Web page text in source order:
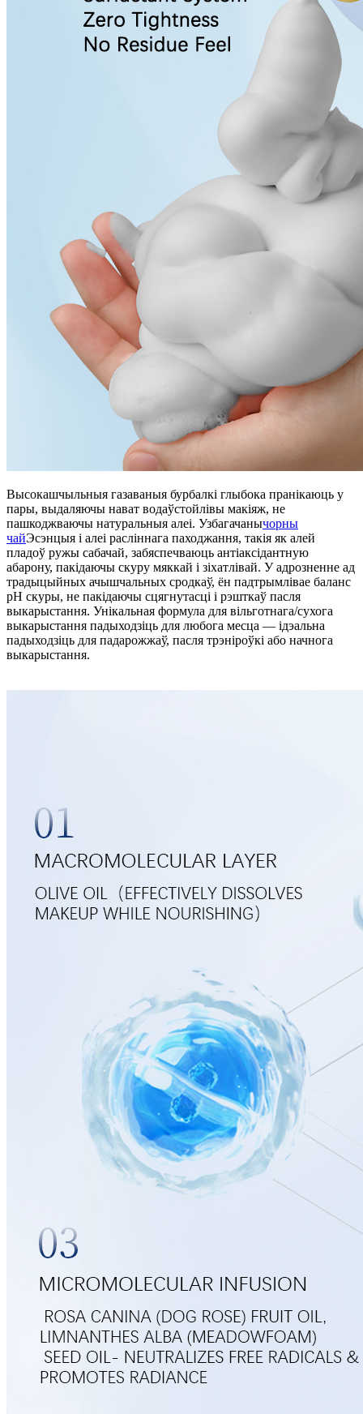
Высокашчыльныя газаваныя бурбалкі глыбока пранікаюць у
пары, выдаляючы нават водаўстойлівы макіяж, не
пашкоджваючы натуральныя алеі. Узбагачанычорны
чайЭсэнцыя і алеі расліннага паходжання, такія як алей
пладоў ружы сабачай, забяспечваюць антіаксідантную
абарону, пакідаючы скуру мяккай і зіхатлівай. У адрозненне ад
традыцыйных ачышчальных сродкаў, ён падтрымлівае баланс
pH скуры, не пакідаючы сцягнутасці і рэшткаў пасля
выкарыстання. Унікальная формула для вільготнага/сухога
выкарыстання падыходзіць для любога месца — ідэальна
падыходзіць для падарожжаў, пасля трэніроўкі або начнога
выкарыстання.